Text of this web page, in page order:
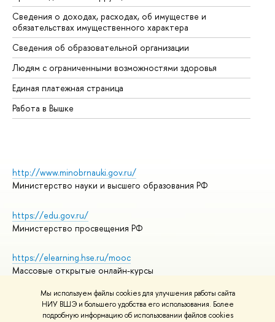
Мы используем файлы cookies для улучшения работы сайта
НИУ ВШЭ и большего удобства его использования. Более
подробную информацию об использовании файлов cookies
Сведения о доходах, расходах, об имуществе и
обязательствах имущественного характера
Сведения об образовательной организации
Людям с ограниченными возможностями здоровья
Единая платежная страница
Работа в Вышке
http://www.minobrnauki.gov.ru/
Министерство науки и высшего образования РФ
https://edu.gov.ru/
Министерство просвещения РФ
https://elearning.hse.ru/mooc
Массовые открытые онлайн-курсы
© НИУ ВШЭ 1993–2026 Адреса и контакты